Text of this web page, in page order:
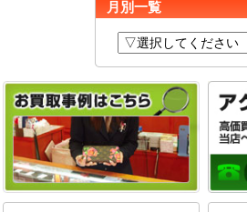
月別一覧